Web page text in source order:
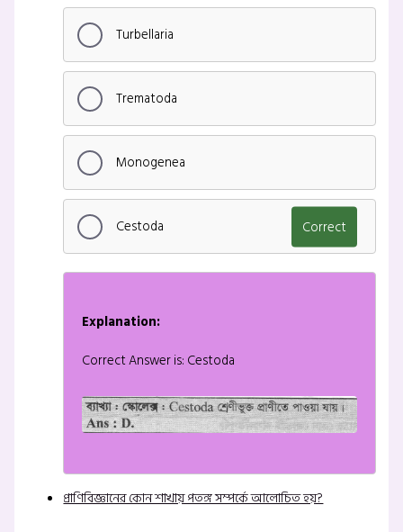
Turbellaria
Trematoda
Monogenea
Cestoda Correct
Explanation:
Correct Answer is: Cestoda
প্রাণিবিজ্ঞানের কোন শাখায় পতঙ্গ সম্পর্কে আলোচিত হয়?